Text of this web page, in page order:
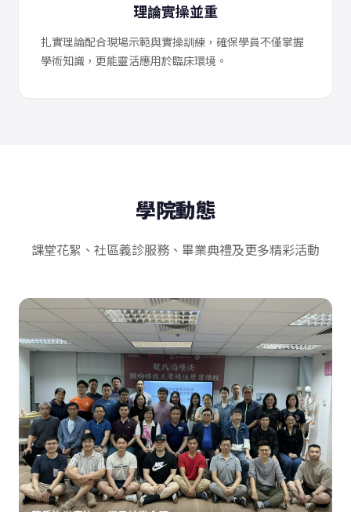
理論實操並重
扎實理論配合現場示範與實操訓練，確保學員不僅掌握
學術知識，更能靈活應用於臨床環境。
學院動態
課堂花絮、社區義診服務、畢業典禮及更多精彩活動